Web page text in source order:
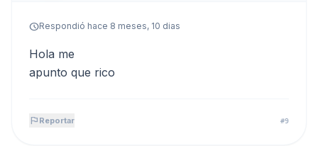
scheduleRespondió hace 8 meses, 10 dias
Hola me
apunto que rico
flag Reportar #9